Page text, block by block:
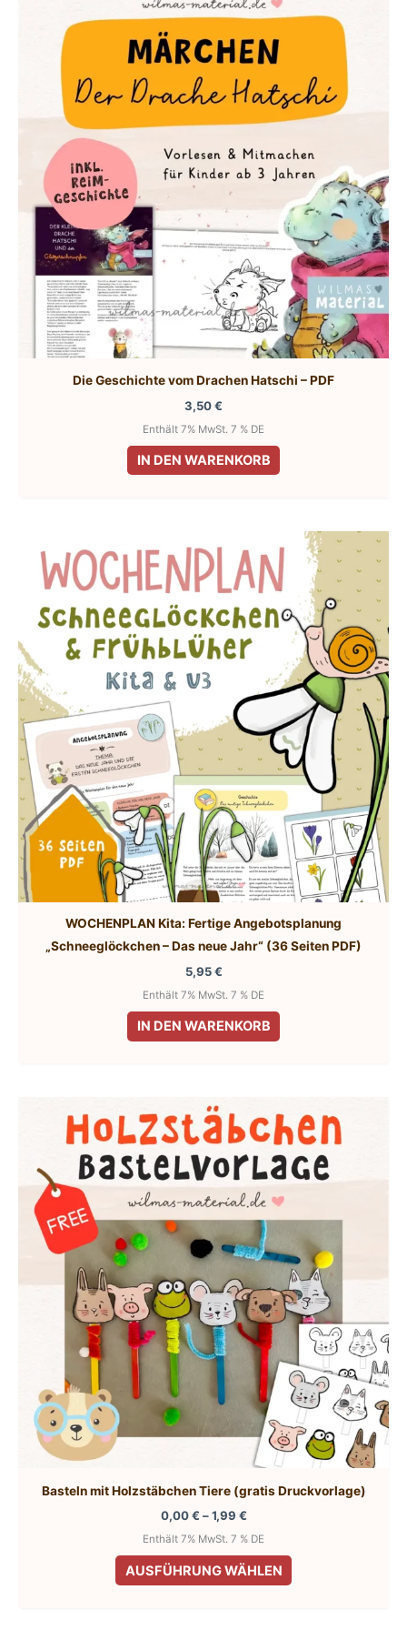
Die Geschichte vom Drachen Hatschi – PDF
3,50€
Enthält 7% MwSt. 7 % DE
IN DEN WARENKORB
WOCHENPLAN Kita: Fertige Angebotsplanung
„Schneeglöckchen – Das neue Jahr“ (36 Seiten PDF)
5,95€
Enthält 7% MwSt. 7 % DE
IN DEN WARENKORB
Basteln mit Holzstäbchen Tiere (gratis Druckvorlage)
0,00€ –1,99 €Preisspanne:
bis
Enthält 7% MwSt. 7 % DE
AUSFÜHRUNG WÄHLEN
Dieses
Produkt